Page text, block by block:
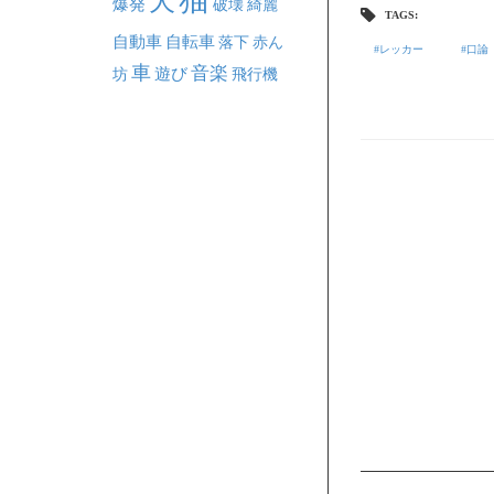
TAGS:
レッカー 口論
爆発 破壊綺麗
自動車 自転車落下赤ん
坊車遊び音楽 飛行機